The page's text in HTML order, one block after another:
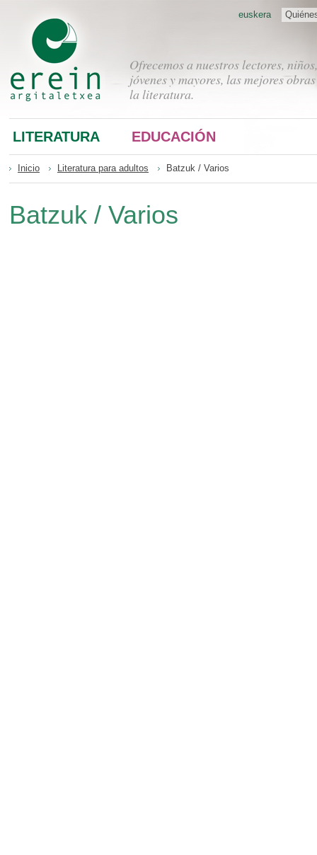
Ofrecemos a nuestros lectores, niños,
jóvenes y mayores, las mejores
la literatura.
euskera
LITERATURA EDUCACIÓN
Inicio Literatura para adultos Batzuk / Varios
Batzuk / Varios